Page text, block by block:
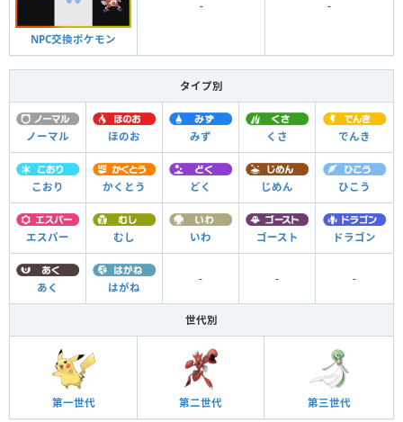
NPC交換ポケモン
- -
タイプ別
ノーマル ほのお みず くさ でんき
こおり かくとう どく じめん ひこう
エスパー むし いわ ゴースト ドラゴン
あく はがね
- - -
世代別
第一世代 第二世代 第三世代